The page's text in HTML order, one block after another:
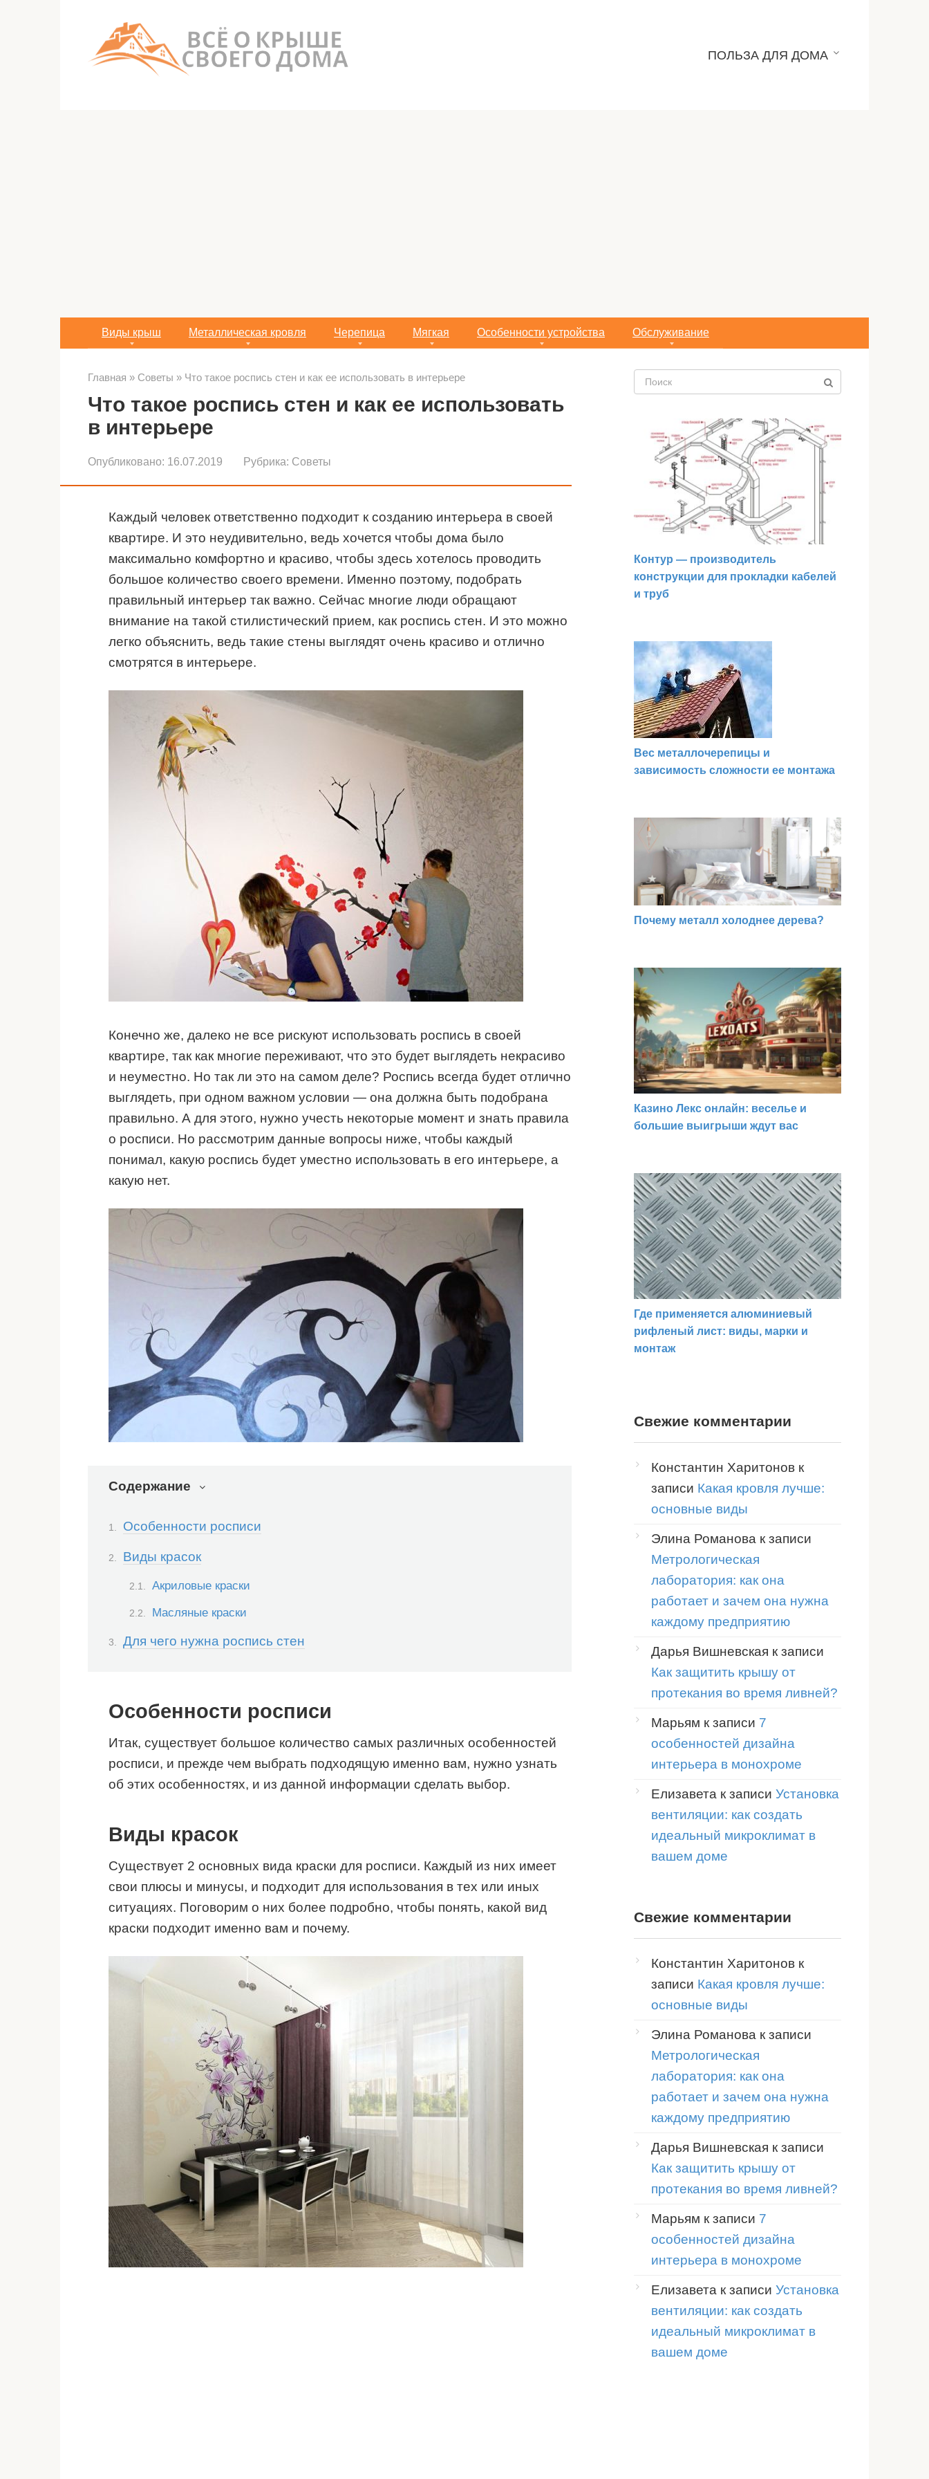
ПОЛЬЗА ДЛЯ ДОМА
Виды крыш Металлическая кровля Черепица Мягкая Особенности устройства Обслуживание
Главная » Советы » Что такое роспись стен и как ее использовать в интерьере
Что такое роспись стен и как ее использовать
в интерьере
Опубликовано: 16.07.2019 Рубрика: Советы
Каждый человек ответственно подходит к созданию интерьера в своей
квартире. И это неудивительно, ведь хочется чтобы дома было
максимально комфортно и красиво, чтобы здесь хотелось проводить
большое количество своего времени. Именно поэтому, подобрать
правильный интерьер так важно. Сейчас многие люди обращают
внимание на такой стилистический прием, как роспись стен. И это можно
легко объяснить, ведь такие стены выглядят очень красиво и отлично
смотрятся в интерьере.
Конечно же, далеко не все рискуют использовать роспись в своей
квартире, так как многие переживают, что это будет выглядеть некрасиво
и неуместно. Но так ли это на самом деле? Роспись всегда будет отлично
выглядеть, при одном важном условии — она должна быть подобрана
правильно. А для этого, нужно учесть некоторые момент и знать правила
о росписи. Но рассмотрим данные вопросы ниже, чтобы каждый
понимал, какую роспись будет уместно использовать в его интерьере, а
какую нет.
Содержание
Особенности росписи
Виды красок
Акриловые краски
Масляные краски
Для чего нужна роспись стен
Особенности росписи
Итак, существует большое количество самых различных особенностей
росписи, и прежде чем выбрать подходящую именно вам, нужно узнать
об этих особенностях, и из данной информации сделать выбор.
Виды красок
Существует 2 основных вида краски для росписи. Каждый из них имеет
свои плюсы и минусы, и подходит для использования в тех или иных
ситуациях. Поговорим о них более подробно, чтобы понять, какой вид
краски подходит именно вам и почему.
Поиск:
Контур — производитель
конструкции для прокладки кабелей
и труб
Вес металлочерепицы и
зависимость сложности ее монтажа
Почему металл холоднее дерева?
Казино Лекс онлайн: веселье и
большие выигрыши ждут вас
Где применяется алюминиевый
рифленый лист: виды, марки и
монтаж
Свежие комментарии
Константин Харитонов к
записи Какая кровля лучше:
основные виды
Элина Романова к записи
Метрологическая
лаборатория: как она
работает и зачем она нужна
каждому предприятию
Дарья Вишневская к записи
Как защитить крышу от
протекания во время ливней?
Марьям к записи 7
особенностей дизайна
интерьера в монохроме
Елизавета к записи Установка
вентиляции: как создать
идеальный микроклимат в
вашем доме
Свежие комментарии
Константин Харитонов к
записи Какая кровля лучше:
основные виды
Элина Романова к записи
Метрологическая
лаборатория: как она
работает и зачем она нужна
каждому предприятию
Дарья Вишневская к записи
Как защитить крышу от
протекания во время ливней?
Марьям к записи 7
особенностей дизайна
интерьера в монохроме
Елизавета к записи Установка
вентиляции: как создать
идеальный микроклимат в
вашем доме